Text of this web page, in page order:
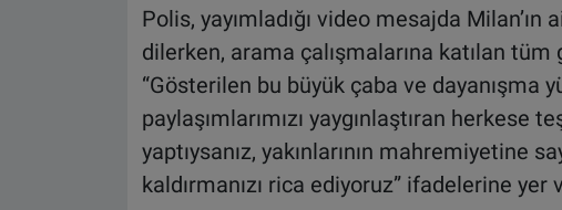
Polis, yayımladığı video mesajda Milan’ın
dilerken, arama çalışmalarına katılan
“Gösterilen bu büyük çaba ve dayanışma
paylaşımlarımızı yaygınlaştıran herkese
yaptıysanız, yakınlarının mahremiyetine
kaldırmanızı rica ediyoruz” ifadelerine yer